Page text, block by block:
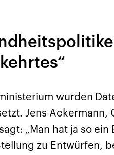
und
gehören die
Staaten zu
der Erde, mit
Einfluss auf das
Weltgeschehen.
Der Überfall
Hamas im
auf Israel
Region
Gewalt
möchte die
wurden
Jens Ackermann,
„Man hat ja so
zu Entwürfen,